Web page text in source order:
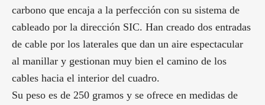
carbono que encaja a la perfección con su sistema de
cableado por la dirección SIC. Han creado dos entradas
de cable por los laterales que dan un aire espectacular
al manillar y gestionan muy bien el camino de los
cables hacia el interior del cuadro.
Su peso es de 250 gramos y se ofrece en medidas de